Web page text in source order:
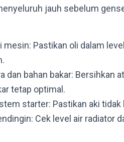
jauh sebelum
mesin: Pastikan oli dalam
dan bahan bakar: Bersihkan
tetap optimal.
starter: Pastikan aki
Cek level air radiator